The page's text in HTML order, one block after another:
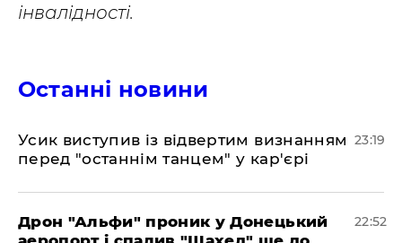
інвалідності.
Останні новини
​Усик виступив із відвертим визнанням
перед "останнім танцем" у кар'єрі
23:19
​Дрон "Альфи" проник у Донецький
22:52